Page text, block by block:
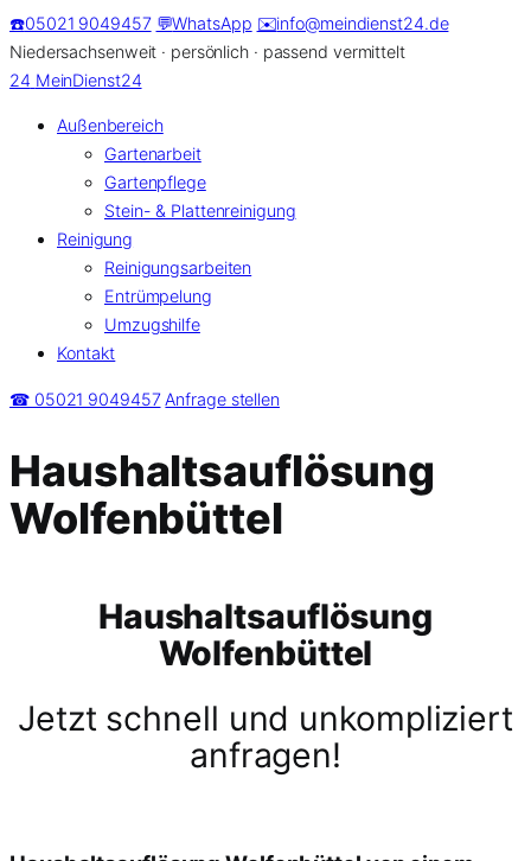
Zum
Inhalt
springen
☎️05021 9049457 💬WhatsApp ✉️info@meindienst24.de
Niedersachsenweit · persönlich · passend vermittelt
24 MeinDienst24
Außenbereich
Gartenarbeit
Gartenpflege
Stein- & Plattenreinigung
Reinigung
Reinigungsarbeiten
Entrümpelung
Umzugshilfe
Kontakt
☎ 05021 9049457 Anfrage stellen
Haushaltsauflösung
Wolfenbüttel
Haushaltsauflösung
Wolfenbüttel
Jetzt schnell und unkompliziert
anfragen!